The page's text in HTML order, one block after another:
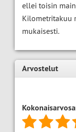
ellei toisin
Kilometritakuu
mukaisesti.
Arvostelut